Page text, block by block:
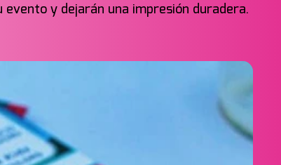
evento y dejarán una impresión duradera.